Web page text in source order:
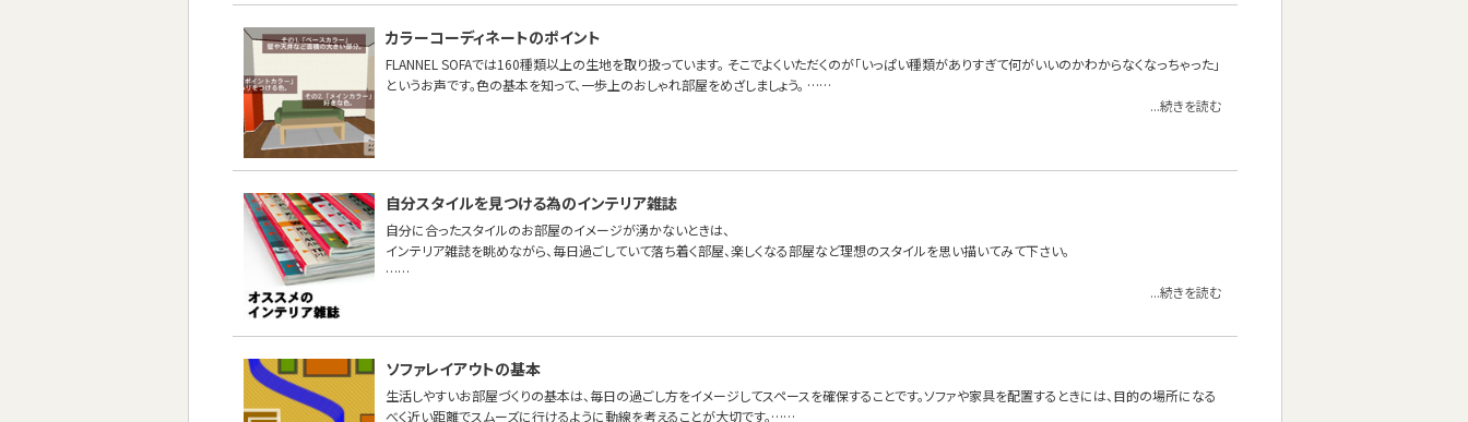
カラーコーディネートのポイント
FLANNEL SOFAでは160種類以上の生地を取り扱っています。 そこでよくいただくのが「いっぱい種類がありすぎて何がいいのかわからなくなっちゃった」
というお声です。色の基本を知って、一歩上のおしゃれ部屋をめざしましょう。 ……
...続きを読む
自分スタイルを見つける為のインテリア雑誌
自分に合ったスタイルのお部屋のイメージが湧かないときは、
インテリア雑誌を眺めながら、毎日過ごしていて落ち着く部屋、楽しくなる部屋など理想のスタイルを思い描いてみて下さい。
……
...続きを読む
ソファレイアウトの基本
生活しやすいお部屋づくりの基本は、毎日の過ごし方をイメージしてスペースを確保することです。ソファや家具を配置するときには、目的の場所になる
べく近い距離でスムーズに行けるように動線を考えることが大切です。……